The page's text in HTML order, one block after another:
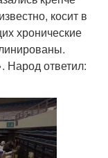
косит в
хронические
Народ ответил: